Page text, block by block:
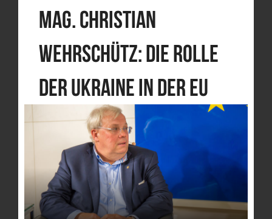
Mag. Christian
Wehrschütz: Die Rolle
der Ukraine in der EU